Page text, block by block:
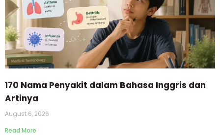
170 Nama Penyakit dalam Bahasa Inggris dan
Artinya
August 6, 2026
Read More